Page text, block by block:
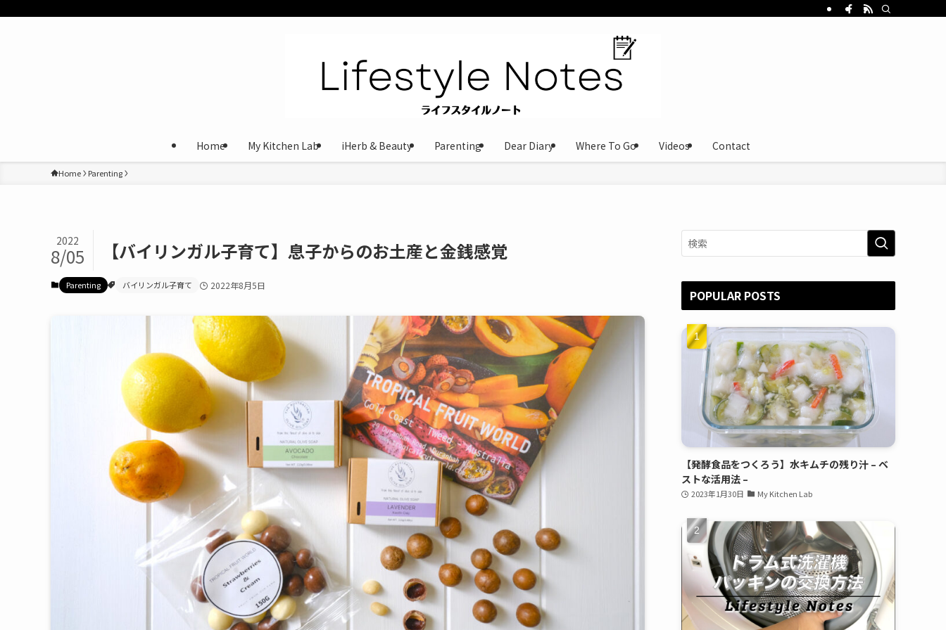
Home My Kitchen Lab iHerb & Beauty Parenting Dear Diary Where To Go Videos Contact
Home Parenting
【バイリンガル子育て】息子からのお土産と金銭感覚
2022
8/05
Parenting バイリンガル子育て 2022年8月5日
POPULAR POSTS
【発酵食品をつくろう】水キムチの残り汁 – ベ
ストな活用法 –
2023年1月30日 My Kitchen Lab